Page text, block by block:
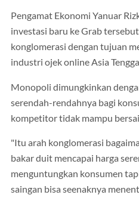
Pengamat Ekonomi Yanuar
investasi baru ke Grab
konglomerasi dengan tujuan
industri ojek online Asia
Monopoli dimungkinkan
serendah-rendahnya bagi
kompetitor tidak mampu
"Itu arah konglomerasi
bakar duit mencapai harga
menguntungkan konsumen
saingan bisa seenaknya